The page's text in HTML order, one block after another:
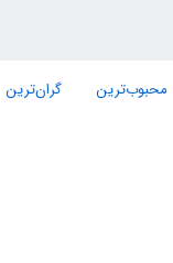
محبوب‌ترین گران‌ترین